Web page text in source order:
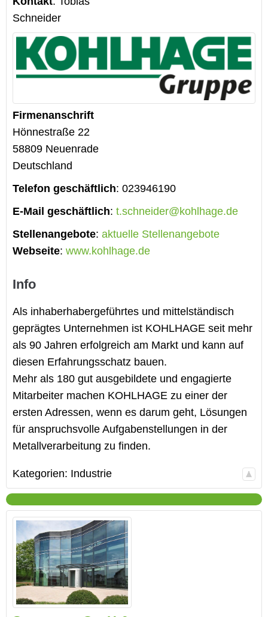
Schneider
Firmenanschrift
Hönnestraße 22
58809 Neuenrade
Deutschland
Telefon geschäftlich: 023946190
E-Mail geschäftlich: t.schneider@kohlhage.de
Stellenangebote: aktuelle Stellenangebote
Webseite: www.kohlhage.de
Info
Als inhaberhabergeführtes und mittelständisch
geprägtes Unternehmen ist KOHLHAGE seit mehr
als 90 Jahren erfolgreich am Markt und kann auf
diesen Erfahrungsschatz bauen.
Mehr als 180 gut ausgebildete und engagierte
Mitarbeiter machen KOHLHAGE zu einer der
ersten Adressen, wenn es darum geht, Lösungen
für anspruchsvolle Aufgabenstellungen in der
Metallverarbeitung zu finden.
Kategorien: Industrie